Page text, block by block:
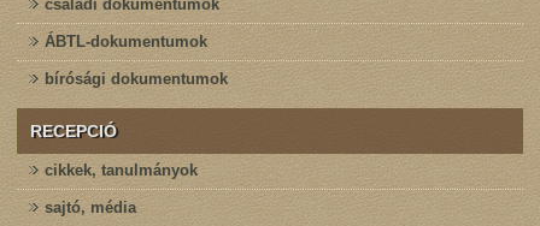
családi dokumentumok
ÁBTL-dokumentumok
bírósági dokumentumok
RECEPCIÓ
cikkek, tanulmányok
sajtó, média